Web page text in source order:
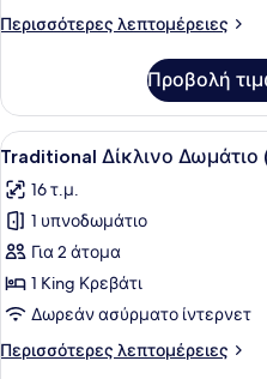
Περισσότερες λεπτομέρειες
Περισσότερες
Δωμάτιο
Προβολή
Προβολή
όλων
των
φωτογραφιών
για
Traditional
Δίκλινο
Δωμάτιο
(Double)
8
Traditional Δίκλινο Δωμάτιο
16 τ.μ.
1 υπνοδωμάτιο
Για 2 άτομα
1 King Κρεβάτι
Δωρεάν ασύρματο ίντερνετ
Περισσότερες λεπτομέρειες
Περισσότερες